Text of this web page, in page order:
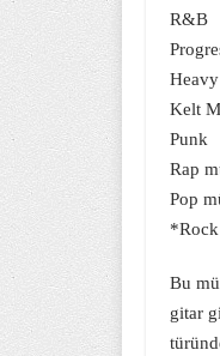
R&B
Kelt
Punk
Rap
Pop
Bu
gitar